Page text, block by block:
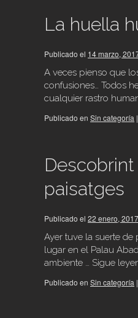
La huella
Publicado el 14 marzo,
A veces pienso que
confusiones… Todos
cualquier rastro
Publicado en Sin categoría |
paisatges
Publicado el 22 enero, 2017
Ayer tuve la suerte de
lugar en el Palau
ambiente … Sigue
Publicado en Sin categoría |